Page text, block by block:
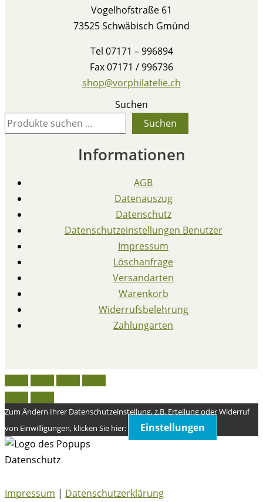
Vogelhofstraße 61
73525 Schwäbisch Gmünd
Tel 07171 – 996894
Fax 07171 / 996736
shop@vorphilatelie.ch
Suchen
Suchen
Informationen
AGB
Datenauszug
Datenschutz
Datenschutzeinstellungen Benutzer
Impressum
Löschanfrage
Versandarten
Warenkorb
Widerrufsbelehrung
Zahlungarten
Zum Ändern Ihrer Datenschutzeinstellung, z.B. Erteilung oder Widerruf
von Einwilligungen, klicken Sie hier:
Einstellungen
Datenschutz
Impressum | Datenschutzerklärung